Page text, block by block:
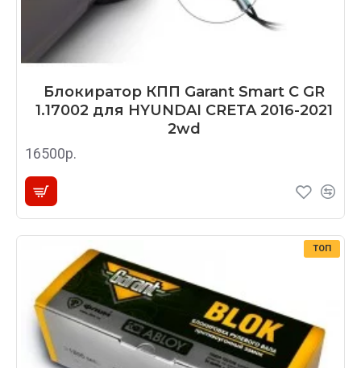
Блокиратор КПП Garant Smart C GR
1.17002 для HYUNDAI CRETA 2016-2021
2wd
16500р.
ТОП